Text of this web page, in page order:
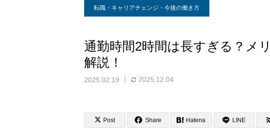
ブランディングサポート
転職・キャリアチェンジ・今後の働き方
通勤時間2時間は長すぎる？メ
解説！
2025.02.19 2025.12.04
Post Share Hatena LINE